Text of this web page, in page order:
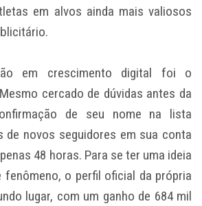
em alvos ainda mais valiosos
em crescimento digital foi o
cercado de dúvidas antes da
de seu nome na lista
de novos seguidores em sua conta
48 horas. Para se ter uma ideia
fenômeno, o perfil oficial da própria
lugar, com um ganho de 684 mil